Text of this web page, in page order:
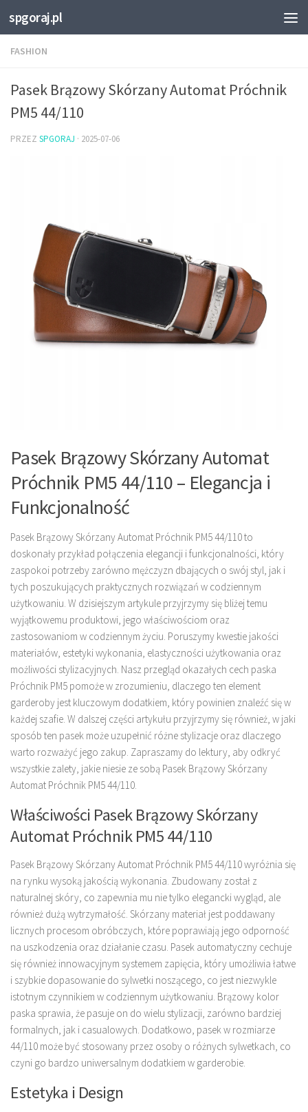
Przejdź do treści
spgoraj.pl
FASHION
Pasek Brązowy Skórzany Automat Próchnik
PM5 44/110
PRZEZ SPGORAJ · 2025-07-06
Pasek Brązowy Skórzany Automat
Próchnik PM5 44/110 – Elegancja i
Funkcjonalność
Pasek Brązowy Skórzany Automat Próchnik PM5 44/110 to
doskonały przykład połączenia elegancji i funkcjonalności, który
zaspokoi potrzeby zarówno mężczyzn dbających o swój styl, jak i
tych poszukujących praktycznych rozwiązań w codziennym
użytkowaniu. W dzisiejszym artykule przyjrzymy się bliżej temu
wyjątkowemu produktowi, jego właściwościom oraz
zastosowaniom w codziennym życiu. Poruszymy kwestie jakości
materiałów, estetyki wykonania, elastyczności użytkowania oraz
możliwości stylizacyjnych. Nasz przegląd okazałych cech paska
Próchnik PM5 pomoże w zrozumieniu, dlaczego ten element
garderoby jest kluczowym dodatkiem, który powinien znaleźć się w
każdej szafie. W dalszej części artykułu przyjrzymy się również, w jaki
sposób ten pasek może uzupełnić różne stylizacje oraz dlaczego
warto rozważyć jego zakup. Zapraszamy do lektury, aby odkryć
wszystkie zalety, jakie niesie ze sobą Pasek Brązowy Skórzany
Automat Próchnik PM5 44/110.
Właściwości Pasek Brązowy Skórzany
Automat Próchnik PM5 44/110
Pasek Brązowy Skórzany Automat Próchnik PM5 44/110 wyróżnia się
na rynku wysoką jakością wykonania. Zbudowany został z
naturalnej skóry, co zapewnia mu nie tylko elegancki wygląd, ale
również dużą wytrzymałość. Skórzany materiał jest poddawany
licznych procesom obróbczych, które poprawiają jego odporność
na uszkodzenia oraz działanie czasu. Pasek automatyczny cechuje
się również innowacyjnym systemem zapięcia, który umożliwia łatwe
i szybkie dopasowanie do sylwetki noszącego, co jest niezwykle
istotnym czynnikiem w codziennym użytkowaniu. Brązowy kolor
paska sprawia, że pasuje on do wielu stylizacji, zarówno bardziej
formalnych, jak i casualowych. Dodatkowo, pasek w rozmiarze
44/110 może być stosowany przez osoby o różnych sylwetkach, co
czyni go bardzo uniwersalnym dodatkiem w garderobie.
Estetyka i Design